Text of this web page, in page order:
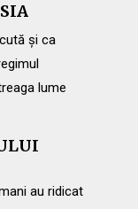
și ca
lume
au ridicat